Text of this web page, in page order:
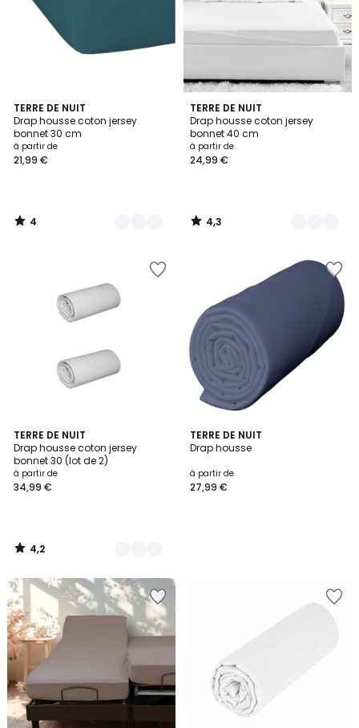
TERRE DE NUIT
Drap housse coton jersey
bonnet 30 cm
à partir de
21,99 €
4
/
5
13
Couleurs
4
/
TERRE DE NUIT
Drap housse coton jersey
bonnet 40 cm
à partir de
24,99 €
4,3
/ 5
5
Couleurs
4,3
/
TERRE DE NUIT
Drap housse coton jersey
bonnet 30 (lot de 2)
à partir de
34,99 €
4,2
/ 5
10
Couleurs
4,2
/
TERRE DE NUIT
Drap housse
à partir de
27,99 €